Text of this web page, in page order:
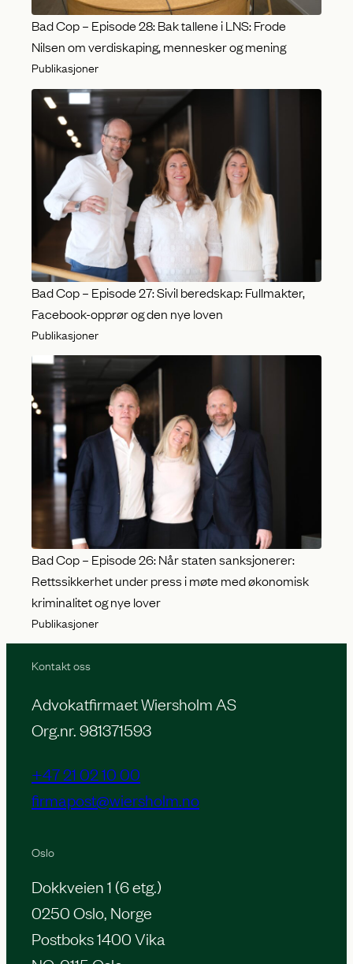
Bad Cop – Episode 28: Bak tallene i LNS: Frode
Nilsen om verdiskaping, mennesker og mening
Publikasjoner
Bad Cop – Episode 27: Sivil beredskap: Fullmakter,
Facebook-opprør og den nye loven
Publikasjoner
Bad Cop – Episode 26: Når staten sanksjonerer:
Rettssikkerhet under press i møte med økonomisk
kriminalitet og nye lover
Publikasjoner
Kontakt oss
Advokatfirmaet Wiersholm AS
Org.nr. 981371593
+47 21 02 10 00
firmapost@wiersholm.no
Oslo
Dokkveien 1 (6 etg.)
0250 Oslo, Norge
Postboks 1400 Vika